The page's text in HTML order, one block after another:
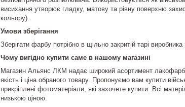
висихання утворює гладку, матову та рівну поверхню
кольору).
Умови зберігання
Зберігати фарбу потрібно в щільно закритій тарі
Чому вигідно купити саме в нашому магазині
Магазин Альянс ЛКМ надає широкий асортимент
якість і ціна обраного товару. Пропонуємо вам купити
прикріплені фотоматеріали, які захочете купити. Всі
низькою ціною.